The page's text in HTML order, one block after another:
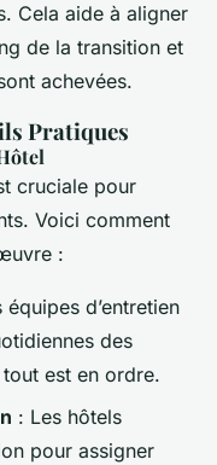
Cela aide à aligner
de la transition et
achevées.
Pratiques
cruciale pour
Voici comment
:
équipes d’entretien
des
est en ordre.
: Les hôtels
pour assigner